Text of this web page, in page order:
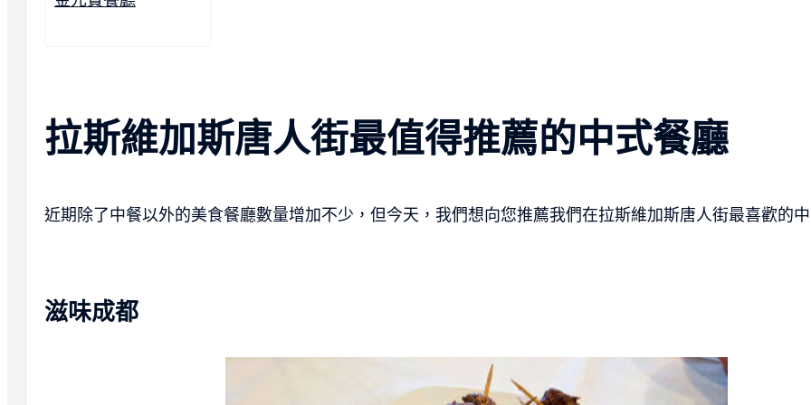
拉斯維加斯唐人街最值得推薦的中式餐廳
近期除了中餐以外的美食餐廳數量增加不少，但今天，我們想向您推薦我們在拉斯維加斯唐人街最喜歡的
滋味成都